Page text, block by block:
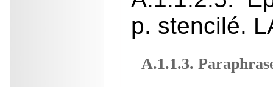
p. stencilé.
A.1.1.3.